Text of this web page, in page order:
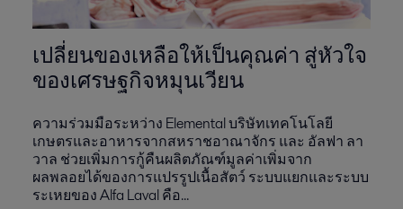
เปลี่ยนของเหลือให้เป็นคุณค่า สู่หัวใจ
ของเศรษฐกิจหมุนเวียน
ความร่วมมือระหว่าง Elemental บริษัทเทคโนโลยี
เกษตรและอาหารจากสหราชอาณาจักร และ อัลฟา ลา
วาล ช่วยเพิ่มการกู้คืนผลิตภัณฑ์มูลค่าเพิ่มจาก
ผลพลอยได้ของการแปรรูปเนื้อสัตว์ ระบบแยกและระบบ
ระเหยของ Alfa Laval คือ...